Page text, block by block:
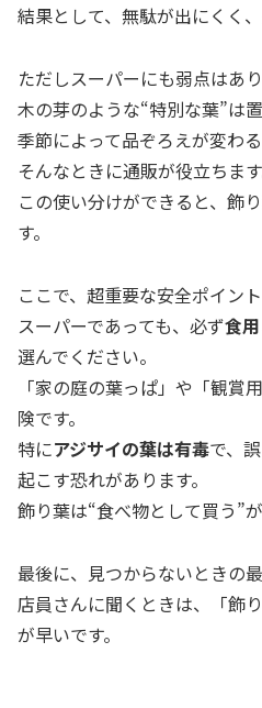
結果として、無駄が出にくく
ただしスーパーにも弱点はあり
木の芽のような“特別な葉”は
季節によって品ぞろえが変わる
そんなときに通販が役立ちます
この使い分けができると、飾
す。
ここで、超重要な安全ポイン
スーパーであっても、必ず食
選んでください。
「家の庭の葉っぱ」や「観賞
険です。
特にアジサイの葉は有毒で、
起こす恐れがあります。
飾り葉は“食べ物として買う”が
最後に、見つからないときの
店員さんに聞くときは、「飾
が早いです。